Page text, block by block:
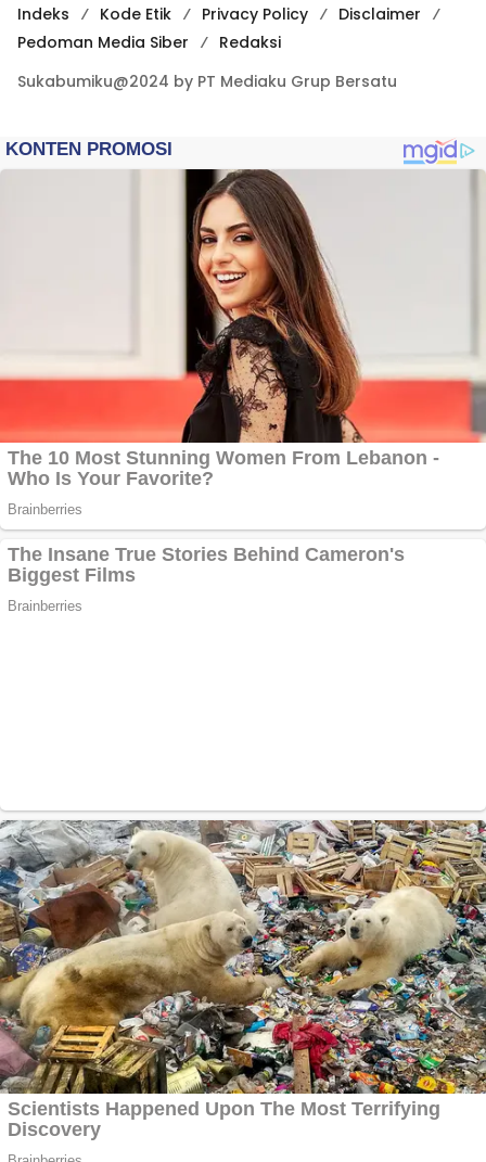
Indeks Kode Etik Privacy Policy
Disclaimer
Pedoman Media Siber
Redaksi
Sukabumiku@2024 by PT Mediaku Grup Bersatu